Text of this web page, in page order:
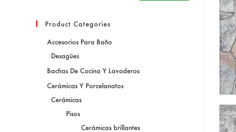
Product Categories
Accesorios Para Baño
Desagües
Bachas De Cocina Y Lavaderos
Cerámicas Y Porcelanatos
Cerámicas
Pisos
Cerámicas brillantes